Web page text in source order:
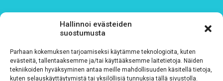
Hallinnoi evästeiden
suostumusta
Parhaan kokemuksen tarjoamiseksi käytämme teknologioita, kuten
evästeitä, tallentaaksemme ja/tai käyttääksemme laitetietoja. Näiden
tekniikoiden hyväksyminen antaa meille mahdollisuuden käsitellä tietoja,
kuten selauskäyttäytymistä tai yksilöllisiä tunnuksia tällä sivustolla.
Tietosuojaseloste